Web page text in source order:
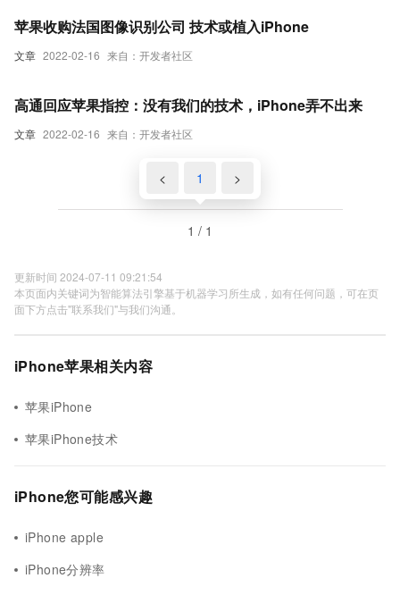
文章 2022-02-16 来自：开发者社区
苹果收购法国图像识别公司 技术或植入iPhone
文章 2022-02-16 来自：开发者社区
高通回应苹果指控：没有我们的技术，iPhone弄不出来
< 1 >
1 / 1
更新时间 2024-07-11 09:21:54
本页面内关键词为智能算法引擎基于机器学习所生成，如有任何问题，可在页
面下方点击"联系我们"与我们沟通。
iPhone苹果相关内容
苹果iPhone
苹果iPhone技术
iPhone您可能感兴趣
iPhone apple
iPhone分辨率